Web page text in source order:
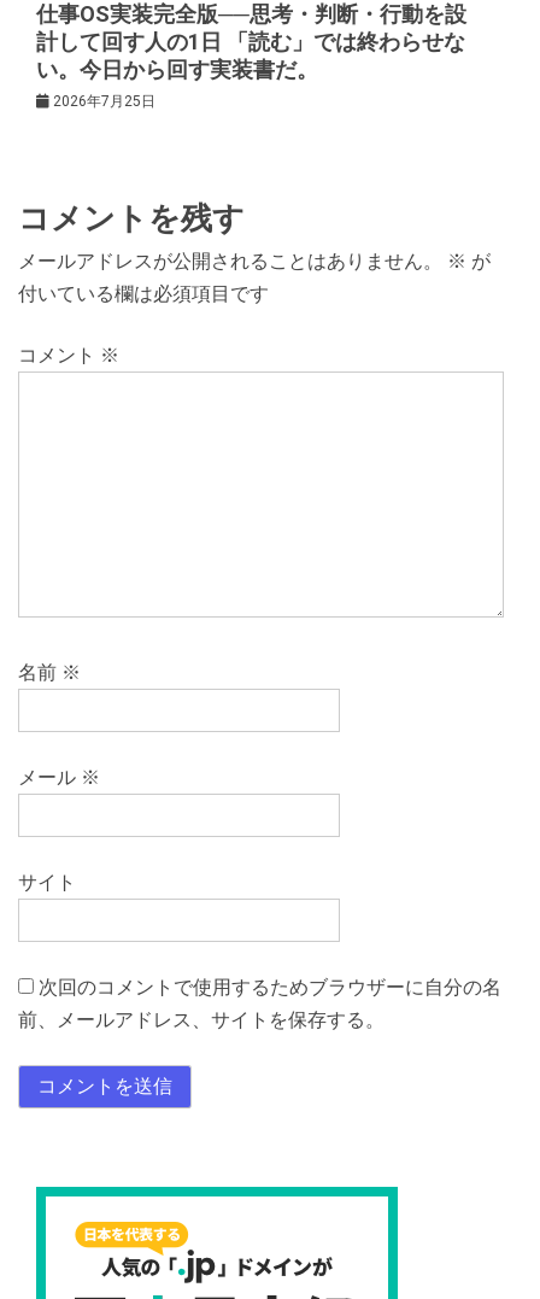
仕事OS実装完全版──思考・判断・行動を設
計して回す人の1日 「読む」では終わらせな
い。今日から回す実装書だ。
2026年7月25日
コメントを残す
メールアドレスが公開されることはありません。 ※ が
付いている欄は必須項目です
コメント ※
名前 ※
メール ※
サイト
次回のコメントで使用するためブラウザーに自分の名
前、メールアドレス、サイトを保存する。